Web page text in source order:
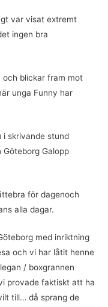
var visat extremt
ingen bra
och blickar fram mot
unga Funny har
i skrivande stund
Galopp
för dagenoch
alla dagar.
med inriktning
och vi har låtit henne
/ boxgrannen
provade faktiskt att ha
till… då sprang de